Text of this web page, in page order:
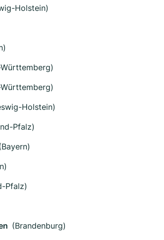
Holstein)
Holstein)
Pfalz)
Pfalz)
(Brandenburg)